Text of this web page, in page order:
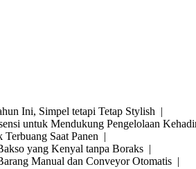
Ini, Simpel tetapi Tetap Stylish |
untuk Mendukung Pengelolaan
Terbuang Saat Panen |
yang Kenyal tanpa Boraks |
Manual dan Conveyor Otomatis |